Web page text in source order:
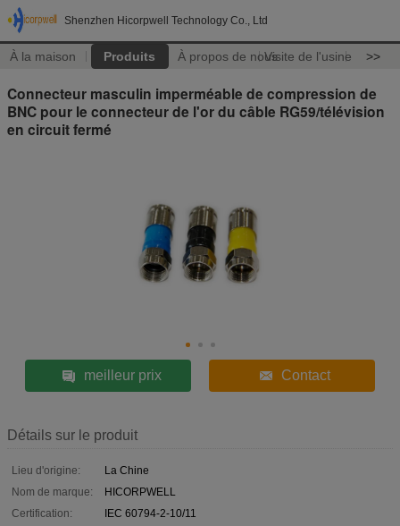
Shenzhen Hicorpwell Technology Co., Ltd
À la maison Produits À propos de nousVisite de l'usine >>
Connecteur masculin imperméable de compression de
BNC pour le connecteur de l'or du câble RG59/télévision
en circuit fermé
meilleur prix Contact
Détails sur le produit
Lieu d'origine:
La Chine
Nom de marque:
HICORPWELL
Certification:
IEC 60794-2-10/11